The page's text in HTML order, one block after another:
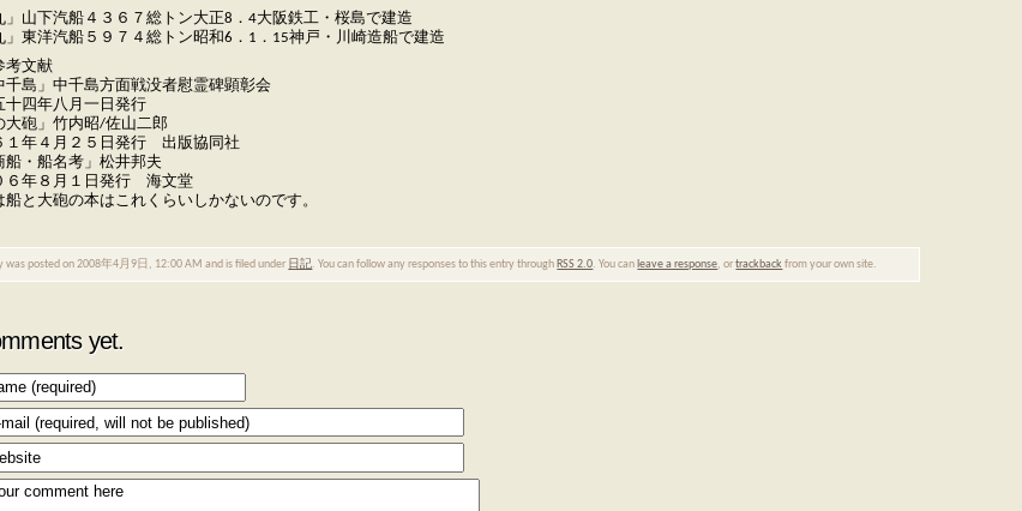
」山下汽船４３６７総トン大正8．4大阪鉄工・桜島で建造
」東洋汽船５９７４総トン昭和6．1．15神戸・川崎造船で建造
考文献
千島」中千島方面戦没者慰霊碑顕彰会
四年八月一日発行
大砲」竹内昭/佐山二郎
年４月２５日発行 出版協同社
船・船名考」松井邦夫
年８月１日発行 海文堂
船と大砲の本はこれくらいしかないのです。
was posted on 2008年4月9日, 12:00 AM and is filed under 日記. You can follow any responses to this entry through RSS 2.0. You can leave a response, ortrackback from your own site.
yet.